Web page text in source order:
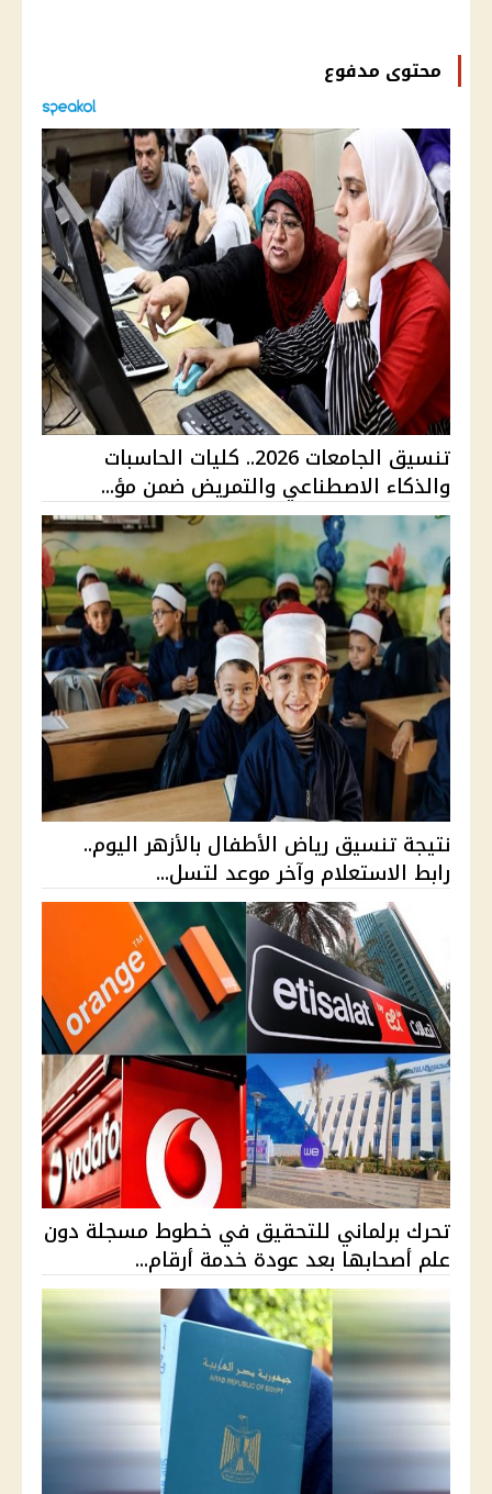
محتوى مدفوع
تنسيق الجامعات 2026.. كليات الحاسبات
والذكاء الاصطناعي والتمريض ضمن مؤ...
نتيجة تنسيق رياض الأطفال بالأزهر اليوم..
رابط الاستعلام وآخر موعد لتسل...
تحرك برلماني للتحقيق في خطوط مسجلة دون
علم أصحابها بعد عودة خدمة أرقام...